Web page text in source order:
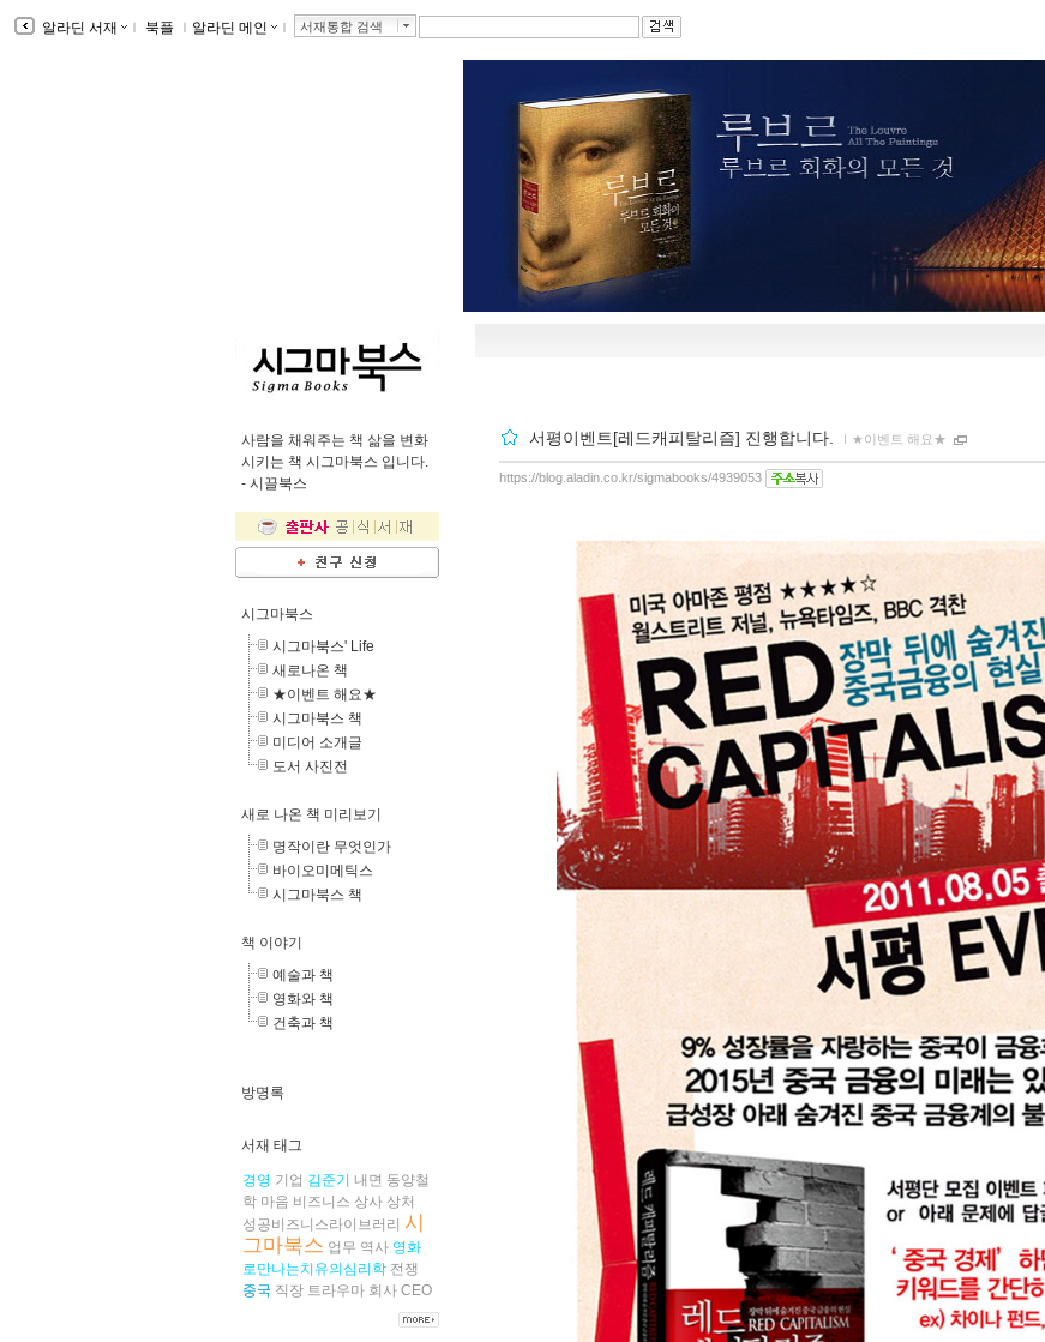
알라딘 서재 ｌ 북플 ｌ 알라딘 메인 ｌ 서재통합 검색
서평이벤트[레드캐피탈리즘] 진행합니다. ｌ ★이벤트 해요★
https://blog.aladin.co.kr/sigmabooks/4939053
사람을 채워주는 책 삶을 변화
시키는 책 시그마북스 입니다.
- 시끌북스
시그마북스
시그마북스' Life
새로나온 책
★이벤트 해요★
시그마북스 책
미디어 소개글
도서 사진전
새로 나온 책 미리보기
명작이란 무엇인가
바이오미메틱스
시그마북스 책
책 이야기
예술과 책
영화와 책
건축과 책
방명록
서재 태그
경영 기업 김준기 내면 동양철
학 마음 비즈니스 상사 상처
성공비즈니스라이브러리 시
그마북스 업무 역사 영화
로만나는치유의심리학 전쟁
중국 직장 트라우마 회사 CEO